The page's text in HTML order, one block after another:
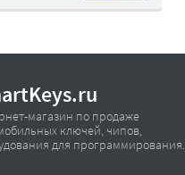
магазин по продаже
ключей, чипов,
для программирования.